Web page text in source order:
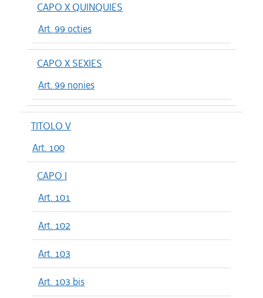
CAPO X QUINQUIES
Art. 99 octies
CAPO X SEXIES
Art. 99 nonies
TITOLO V
Art. 100
CAPO I
Art. 101
Art. 102
Art. 103
Art. 103 bis